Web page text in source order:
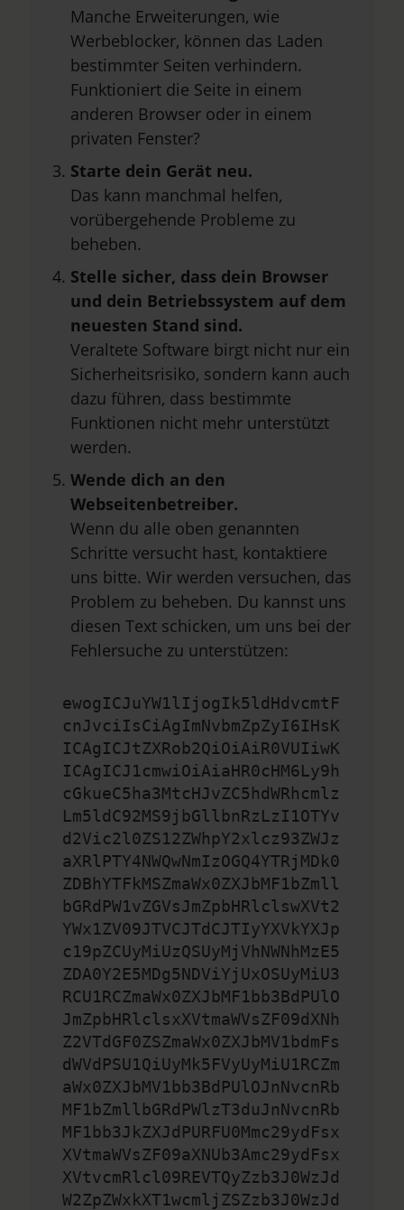
Manche Erweiterungen, wie
Werbeblocker, können das Laden
bestimmter Seiten verhindern.
Funktioniert die Seite in einem
anderen Browser oder in einem
privaten Fenster?
Starte dein Gerät neu.
Das kann manchmal helfen,
vorübergehende Probleme zu
beheben.
Stelle sicher, dass dein Browser
und dein Betriebssystem auf dem
neuesten Stand sind.
Veraltete Software birgt nicht nur ein
Sicherheitsrisiko, sondern kann auch
dazu führen, dass bestimmte
Funktionen nicht mehr unterstützt
werden.
Wende dich an den
Webseitenbetreiber.
Wenn du alle oben genannten
Schritte versucht hast, kontaktiere
uns bitte. Wir werden versuchen, das
Problem zu beheben. Du kannst uns
diesen Text schicken, um uns bei der
Fehlersuche zu unterstützen:
ewogICJuYW1lIjogIk5ldHdvcmtF
cnJvciIsCiAgImNvbmZpZyI6IHsK
ICAgICJtZXRob2QiOiAiR0VUIiwK
ICAgICJ1cmwiOiAiaHR0cHM6Ly9h
cGkueC5ha3MtcHJvZC5hdWRhcmlz
Lm5ldC92MS9jbGllbnRzLzI1OTYv
d2Vic2l0ZS12ZWhpY2xlcz93ZWJz
aXRlPTY4NWQwNmIzOGQ4YTRjMDk0
ZDBhYTFkMSZmaWx0ZXJbMF1bZmll
bGRdPW1vZGVsJmZpbHRlclswXVt2
YWx1ZV09JTVCJTdCJTIyYXVkYXJp
c19pZCUyMiUzQSUyMjVhNWNhMzE5
ZDA0Y2E5MDg5NDViYjUxOSUyMiU3
RCU1RCZmaWx0ZXJbMF1bb3BdPUlO
JmZpbHRlclsxXVtmaWVsZF09dXNh
Z2VTdGF0ZSZmaWx0ZXJbMV1bdmFs
dWVdPSU1QiUyMk5FVyUyMiU1RCZm
aWx0ZXJbMV1bb3BdPUlOJnNvcnRb
MF1bZmllbGRdPWlzT3duJnNvcnRb
MF1bb3JkZXJdPURFU0Mmc29ydFsx
XVtmaWVsZF09aXNUb3Amc29ydFsx
XVtvcmRlcl09REVTQyZzb3J0WzJd
W2ZpZWxkXT1wcmljZSZzb3J0WzJd